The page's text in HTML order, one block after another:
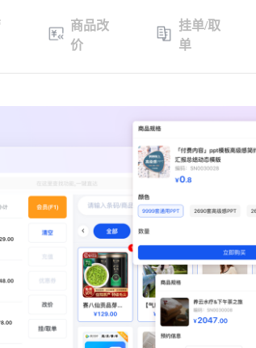
商品改
价
挂单/取
单